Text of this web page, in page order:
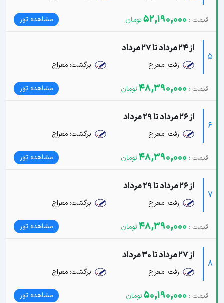
52,190,000 مشاهده تور
5
از 24 مرداد تا 27 مرداد
رفت: معراج برگشت: معراج
48,390,000 مشاهده تور
6
از 26 مرداد تا 29 مرداد
رفت: معراج برگشت: معراج
48,390,000 مشاهده تور
7
از 26 مرداد تا 29 مرداد
رفت: معراج برگشت: معراج
48,390,000 مشاهده تور
8
از 27 مرداد تا 30 مرداد
رفت: معراج برگشت: معراج
50,190,000 مشاهده تور